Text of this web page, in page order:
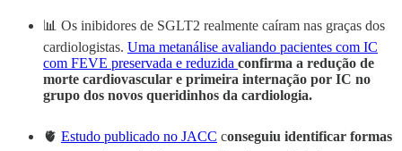
📊 Os inibidores de SGLT2 realmente caíram nas graças dos
cardiologistas. Uma metanálise avaliando pacientes com IC
com FEVE preservada e reduzida confirma a redução de
morte cardiovascular e primeira internação por IC no
grupo dos novos queridinhos da cardiologia.
🫀 Estudo publicado no JACC conseguiu identificar formas